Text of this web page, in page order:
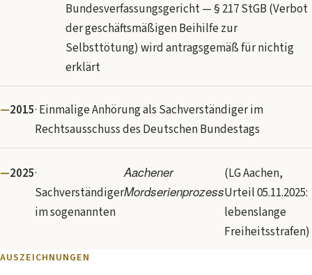
Bundesverfassungsgericht — § 217 StGB (Verbot
der geschäftsmäßigen Beihilfe zur
Selbsttötung) wird antragsgemäß für nichtig
erklärt
2015· Einmalige Anhörung als Sachverständiger im
Rechtsausschuss des Deutschen Bundestags
2025·
Sachverständiger
im sogenannten
Aachener
Mordserienprozess
(LG Aachen,
Urteil 05.11.2025:
lebenslange
Freiheitsstrafen)
AUSZEICHNUNGEN